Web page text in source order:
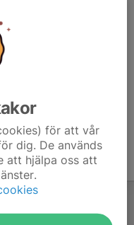
för att vår
dig. De används
att hjälpa oss att